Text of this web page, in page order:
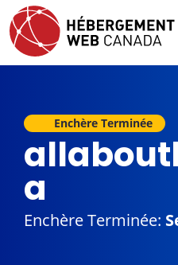
Enchère Terminée
a
Enchère Terminée: